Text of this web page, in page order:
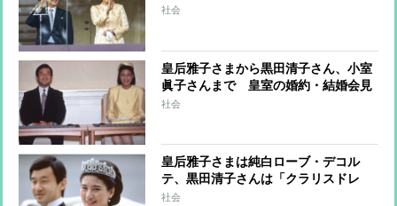
賀のドレス姿
社会
皇后雅子さまから黒田清子さん、小室
眞子さんまで 皇室の婚約・結婚会見
のファッションと秘話
社会
皇后雅子さまは純白ローブ・デコル
テ、黒田清子さんは「クラリスドレ
ス」と話題に 女性皇族の華麗な
社会